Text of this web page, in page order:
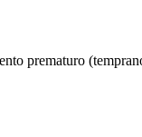
prematuro